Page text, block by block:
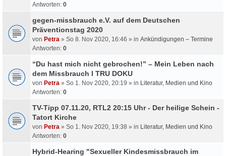
Antworten: 0
gegen-missbrauch e.V. auf dem Deutschen
Präventionstag 2020
von Petra » So 8. Nov 2020, 16:46 » in Ankündigungen – Termine
Antworten: 0
“Du hast mich nicht gebrochen!” – Mein Leben nach
dem Missbrauch I TRU DOKU
von Petra » So 1. Nov 2020, 20:19 » in Literatur, Medien und Kino
Antworten: 0
TV-Tipp 07.11.20, RTL2 20:15 Uhr - Der heilige Schein -
Tatort Kirche
von Petra » So 1. Nov 2020, 19:38 » in Literatur, Medien und Kino
Antworten: 0
Hybrid-Hearing "Sexueller Kindesmissbrauch im